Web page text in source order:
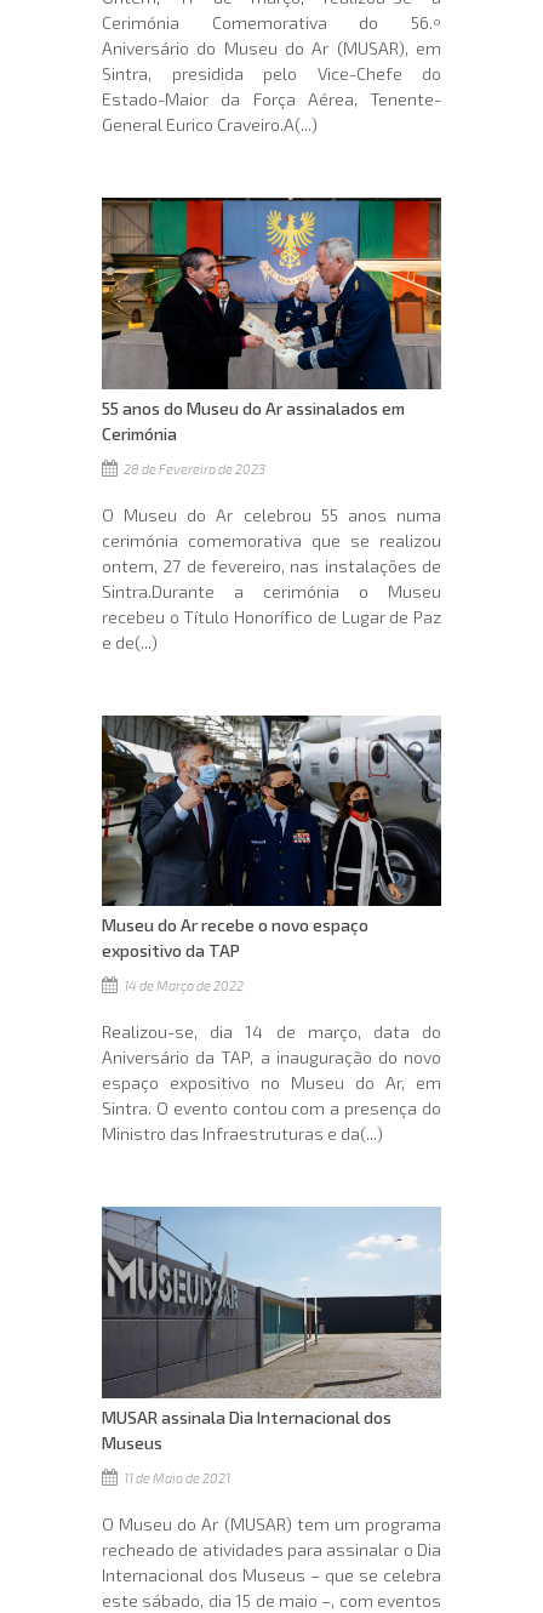
Cerimónia Comemorativa do 56.º
Aniversário do Museu do Ar (MUSAR), em
Sintra, presidida pelo Vice-Chefe do
Estado-Maior da Força Aérea, Tenente-
General Eurico Craveiro.A(...)
55 anos do Museu do Ar assinalados em
Cerimónia
28 de Fevereiro de 2023
O Museu do Ar celebrou 55 anos numa
cerimónia comemorativa que se realizou
ontem, 27 de fevereiro, nas instalações de
Sintra.Durante a cerimónia o Museu
recebeu o Título Honorífico de Lugar de Paz
e de(...)
Museu do Ar recebe o novo espaço
expositivo da TAP
14 de Março de 2022
Realizou-se, dia 14 de março, data do
Aniversário da TAP, a inauguração do novo
espaço expositivo no Museu do Ar, em
Sintra. O evento contou com a presença do
Ministro das Infraestruturas e da(...)
MUSAR assinala Dia Internacional dos
Museus
11 de Maio de 2021
O Museu do Ar (MUSAR) tem um programa
recheado de atividades para assinalar o Dia
Internacional dos Museus – que se celebra
este sábado, dia 15 de maio –, com eventos